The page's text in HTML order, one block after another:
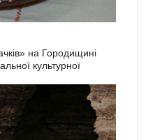
на Городищині
культурної